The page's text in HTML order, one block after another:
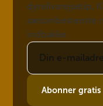
dyrelivsrejsetip,
sæsonbestemte
indbakke.
Abonner gratis